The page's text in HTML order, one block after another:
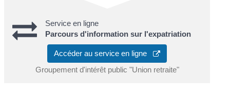
Service en ligne
Parcours d'information sur l'expatriation
Accéder au service en ligne
Groupement d'intérêt public "Union retraite"